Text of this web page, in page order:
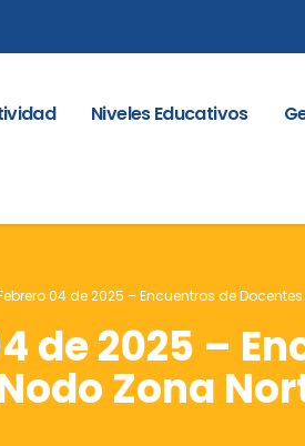
Niveles Educativos
04 de 2025 – Encuentros de
de 2025 –
Zona